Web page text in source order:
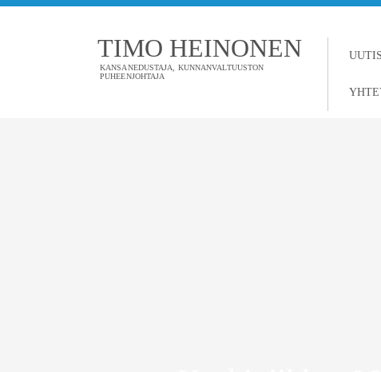
TIMO HEINONEN
KANSANEDUSTAJA, KUNNANVALTUUSTON
PUHEENJOHTAJA